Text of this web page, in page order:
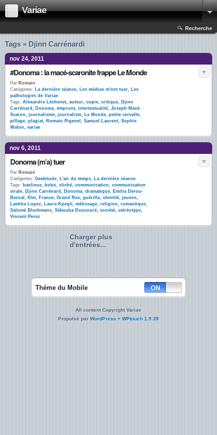
Variae
Recherche
Tags » Djinn Carrénardi
nov 24, 2011
#Donoma : la macé-scaronite frappe Le Monde
Par Romain
Catégories: La dernière séance, Les médias m'ont tuer, Les
pathologies de Variae
Tags: Alexandre Léchenet, auteur, copie, critique, Djinn
Carrénard , Donoma, emprunt, intertextualité, Joseph Macé-
Scaron, journalisme, journaliste, Le Monde, petite cervelle,
pillage, plagiat, Romain Pigenel , Samuel Laurent, Sophie
Walon, variae
nov 6, 2011
Donoma (m’a) tuer
Par Romain
Catégories: Geekitude, L'air du temps, La dernière séance
Tags: banlieue, bobo, cliché, communication, communication
virale, Djinn Carrénard , Donoma, dramatique, Emilia Derou-
Bernal , film, France, Grand Rex, guérilla, identité, jeunes,
Laetitia Lopez, Laura Kpegli, métissage, religion, romantique,
Salomé Blechmans, Sékouba Doucouré, société, stéréotype,
Vincent Perez
Charger plus
d'entrées...
Théme du Mobile
All content Copyright Variae
Propulsé parWordPress + WPtouch 1.9.39